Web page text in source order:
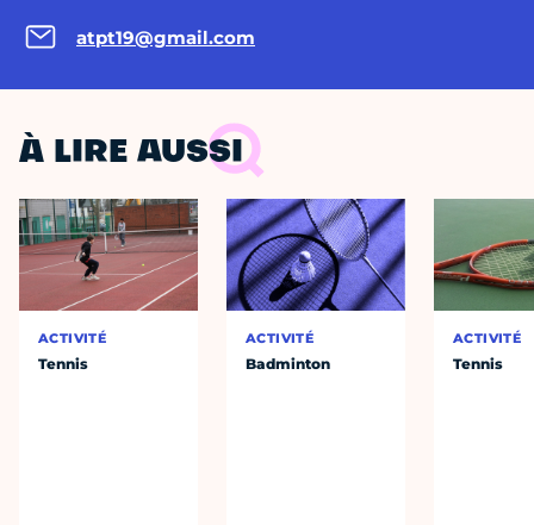
atpt19@gmail.com
À LIRE AUSSI
ACTIVITÉ
Tennis
ACTIVITÉ
Badminton
ACTIVITÉ
Tennis